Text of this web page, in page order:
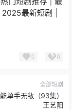
最新短剧 |
0 0
全部短剧
单手无敌（93集）
王艺阳